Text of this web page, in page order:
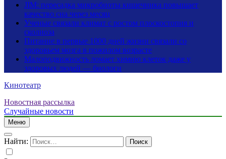
JIM: пересадка микробиоты кишечника повышает
качество сна через месяц
Ученые связали климат с ростом плоскостопия и
сколиоза
Питание в первые 1000 дней жизни связали со
здоровьем мозга в пожилом возрасте
Малоподвижность ломает химию клеток даже у
здоровых людей — биологи
Кинотеатр
Новостная рассылка
Случайные новости
Меню
Найти: